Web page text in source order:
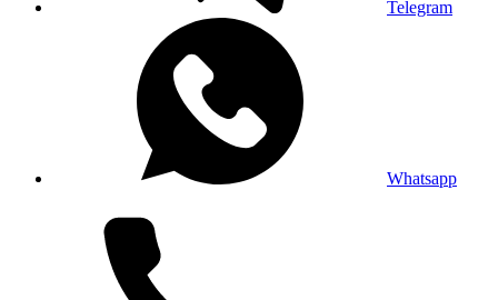
Telegram
Whatsapp